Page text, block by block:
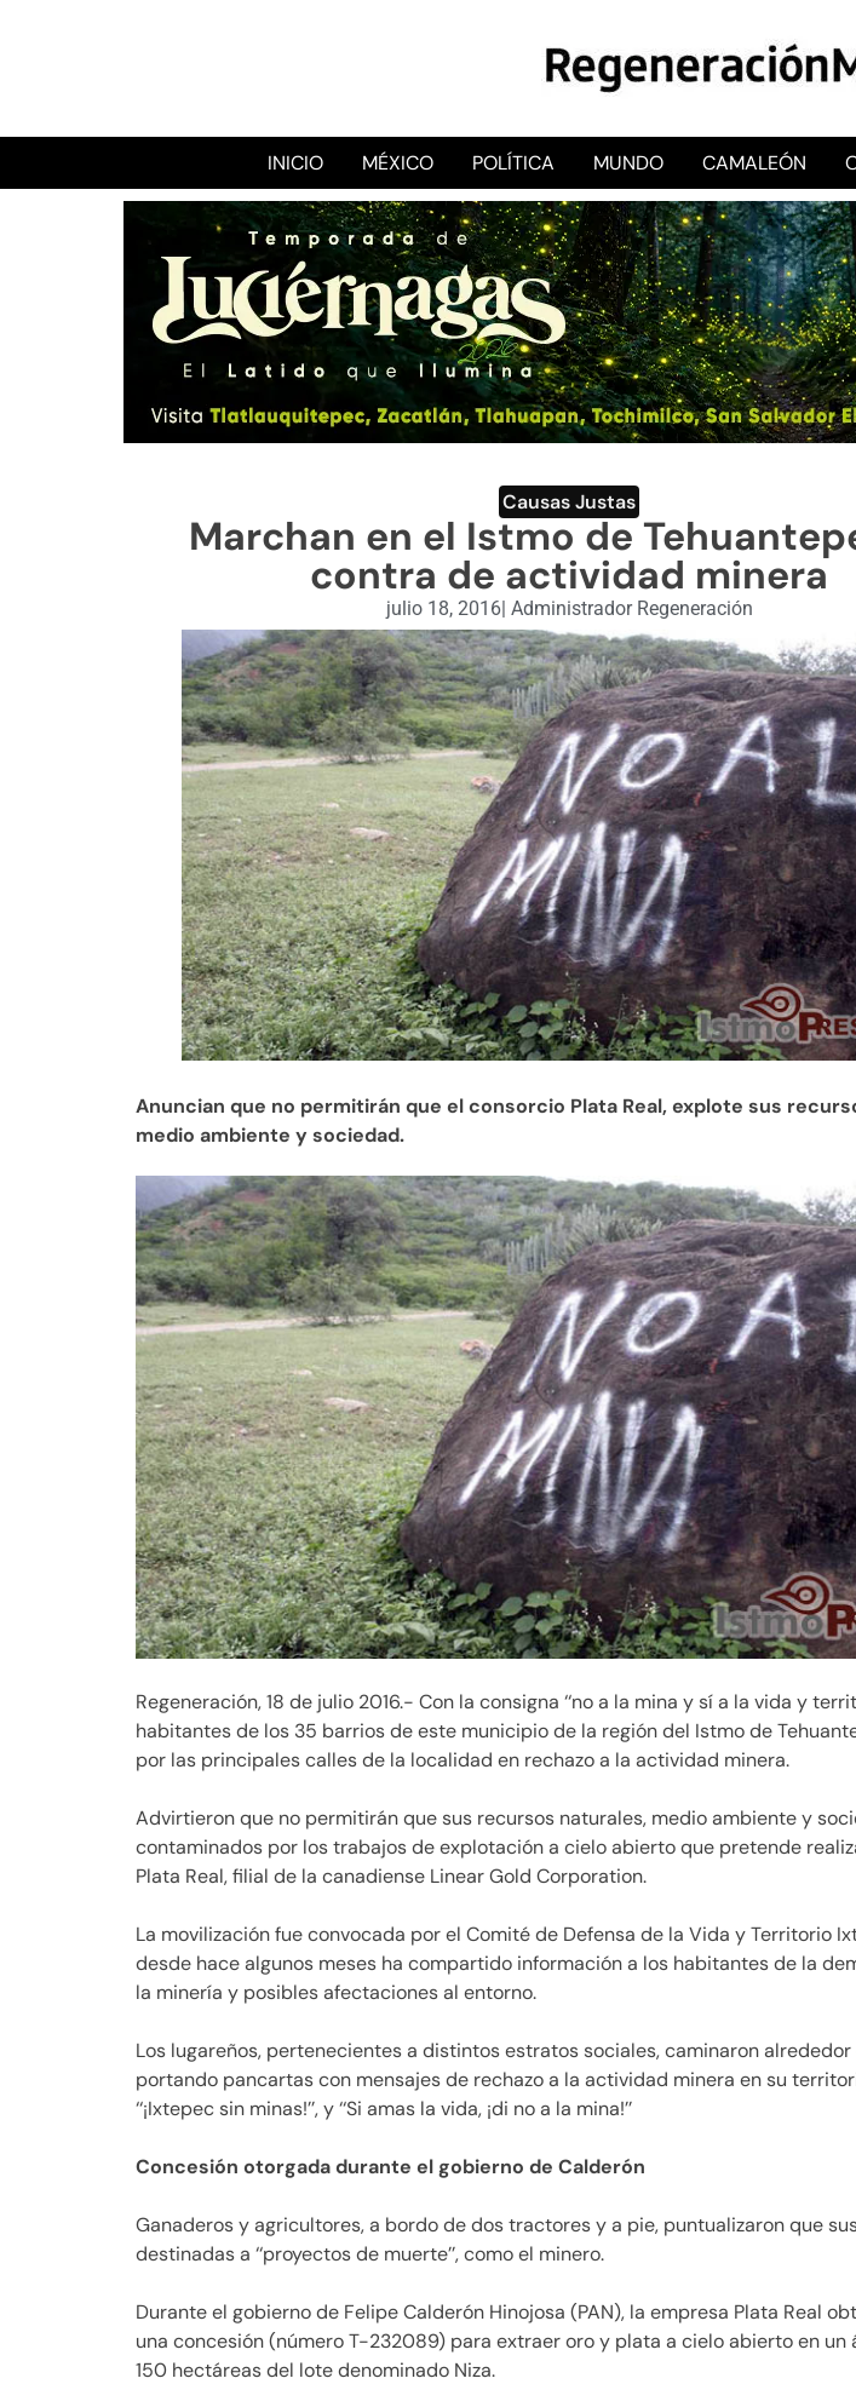
RegeneraciónMX
Sitio de noticias libre e
INICIO MÉXICO POLÍTICA MUNDO CAMALEÓN
Causas Justas
Marchan en el Istmo de
contra de actividad minera
julio 18, 2016| Administrador Regeneración
Anuncian que no permitirán que el consorcio Plata Real, explote sus
medio ambiente y sociedad.
Regeneración, 18 de julio 2016.- Con la consigna ‘‘no a la mina y sí a la vida y
habitantes de los 35 barrios de este municipio de la región del Istmo de
por las principales calles de la localidad en rechazo a la actividad minera.
Advirtieron que no permitirán que sus recursos naturales, medio ambiente y
contaminados por los trabajos de explotación a cielo abierto que pretende
Plata Real, filial de la canadiense Linear Gold Corporation.
La movilización fue convocada por el Comité de Defensa de la Vida y Territorio
desde hace algunos meses ha compartido información a los habitantes de la
la minería y posibles afectaciones al entorno.
Los lugareños, pertenecientes a distintos estratos sociales, caminaron
portando pancartas con mensajes de rechazo a la actividad minera en su
‘‘¡Ixtepec sin minas!’’, y ‘‘Si amas la vida, ¡di no a la mina!’’
Concesión otorgada durante el gobierno de Calderón
Ganaderos y agricultores, a bordo de dos tractores y a pie, puntualizaron que
destinadas a ‘‘proyectos de muerte’’, como el minero.
Durante el gobierno de Felipe Calderón Hinojosa (PAN), la empresa Plata Real
una concesión (número T-232089) para extraer oro y plata a cielo abierto en un
150 hectáreas del lote denominado Niza.